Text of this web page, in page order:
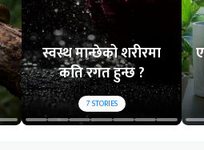
स्वस्थ मान्छेको शरीरमा
कति रगत हुन्छ ?
7STORIES